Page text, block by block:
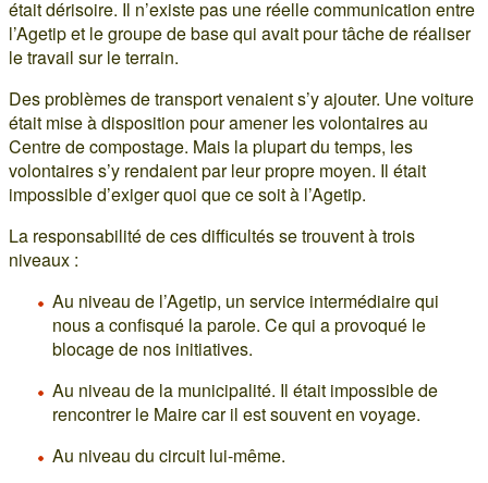
était dérisoire. Il n’existe pas une réelle communication entre
l’Agetip et le groupe de base qui avait pour tâche de réaliser
le travail sur le terrain.
Des problèmes de transport venaient s’y ajouter. Une voiture
était mise à disposition pour amener les volontaires au
Centre de compostage. Mais la plupart du temps, les
volontaires s’y rendaient par leur propre moyen. Il était
impossible d’exiger quoi que ce soit à l’Agetip.
La responsabilité de ces difficultés se trouvent à trois
niveaux :
Au niveau de l’Agetip, un service intermédiaire qui
nous a confisqué la parole. Ce qui a provoqué le
blocage de nos initiatives.
Au niveau de la municipalité. Il était impossible de
rencontrer le Maire car il est souvent en voyage.
Au niveau du circuit lui-même.